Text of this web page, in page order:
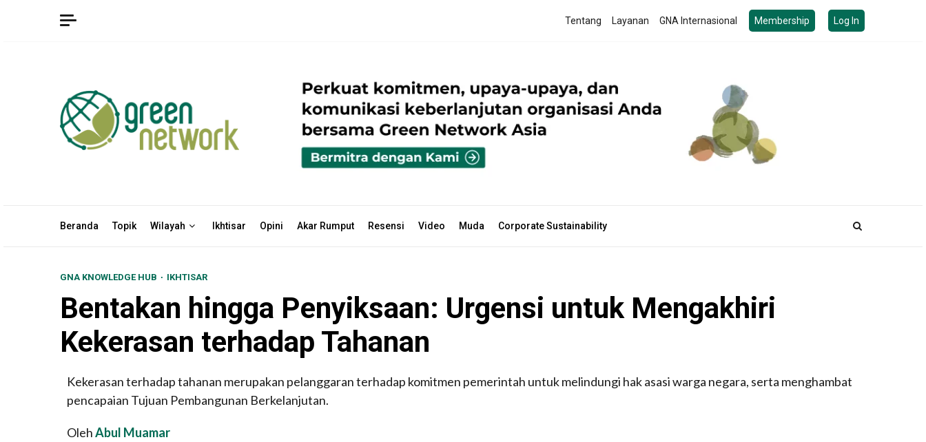
Tentang Layanan GNA Internasional Membership Log In
Beranda Topik Wilayah Ikhtisar Opini Akar Rumput Resensi Video Muda Corporate Sustainability
GNA KNOWLEDGE HUB IKHTISAR
Bentakan hingga Penyiksaan: Urgensi untuk Mengakhiri
Kekerasan terhadap Tahanan
Kekerasan terhadap tahanan merupakan pelanggaran terhadap komitmen pemerintah untuk melindungi hak asasi warga negara, serta menghambat
pencapaian Tujuan Pembangunan Berkelanjutan.
OlehAbul Muamar